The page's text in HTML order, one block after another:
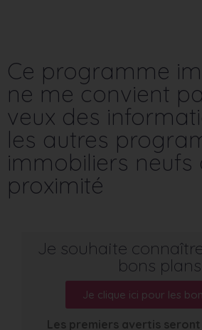
Ce programme
ne me convient
veux des
les autres
immobiliers neufs
proximité
Je souhaite
bons plans
Je clique ici pour les
Les premiers avertis